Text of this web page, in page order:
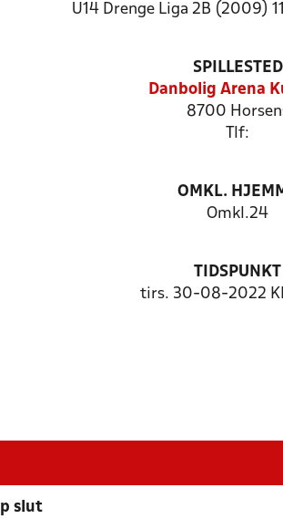
U14 Drenge Liga 2B (2009)
SPILLESTED
Danbolig Arena
8700
Tlf:
OMKL.
Omkl.24
TIDSPUNKT
tirs. 30-08-2022
slut